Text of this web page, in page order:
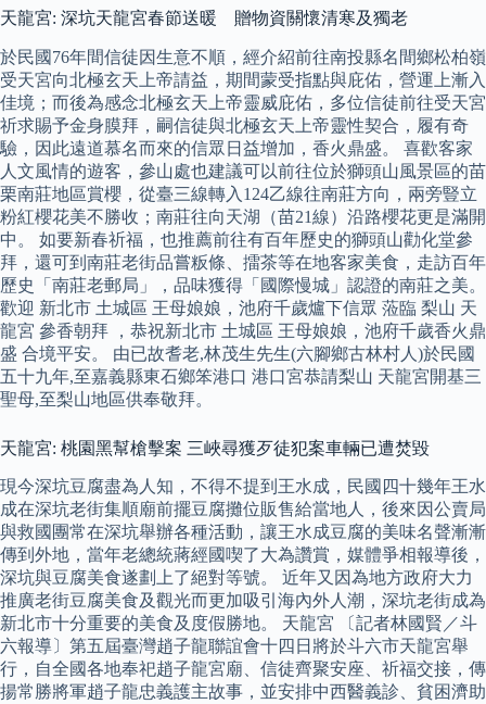
天龍宮: 深坑天龍宮春節送暖 贈物資關懷清寒及獨老
於民國76年間信徒因生意不順，經介紹前往南投縣名間鄉松柏嶺
受天宮向北極玄天上帝請益，期間蒙受指點與庇佑，營運上漸入
佳境；而後為感念北極玄天上帝靈威庇佑，多位信徒前往受天宮
祈求賜予金身膜拜，嗣信徒與北極玄天上帝靈性契合，履有奇
驗，因此遠道慕名而來的信眾日益增加，香火鼎盛。 喜歡客家
人文風情的遊客，參山處也建議可以前往位於獅頭山風景區的苗
栗南莊地區賞櫻，從臺三線轉入124乙線往南莊方向，兩旁豎立
粉紅櫻花美不勝收；南莊往向天湖（苗21線）沿路櫻花更是滿開
中。 如要新春祈福，也推薦前往有百年歷史的獅頭山勸化堂參
拜，還可到南莊老街品嘗粄條、擂茶等在地客家美食，走訪百年
歷史「南莊老郵局」，品味獲得「國際慢城」認證的南莊之美。
歡迎 新北市 土城區 王母娘娘，池府千歲爐下信眾 蒞臨 梨山 天
龍宮 參香朝拜 ，恭祝新北市 土城區 王母娘娘，池府千歲香火鼎
盛 合境平安。 由已故耆老,林茂生先生(六腳鄉古林村人)於民國
五十九年,至嘉義縣東石鄉笨港口 港口宮恭請梨山 天龍宮開基三
聖母,至梨山地區供奉敬拜。
天龍宮: 桃園黑幫槍擊案 三峽尋獲歹徒犯案車輛已遭焚毀
現今深坑豆腐盡為人知，不得不提到王水成，民國四十幾年王水
成在深坑老街集順廟前擺豆腐攤位販售給當地人，後來因公賣局
與救國團常在深坑舉辦各種活動，讓王水成豆腐的美味名聲漸漸
傳到外地，當年老總統蔣經國喫了大為讚賞，媒體爭相報導後，
深坑與豆腐美食遂劃上了絕對等號。 近年又因為地方政府大力
推廣老街豆腐美食及觀光而更加吸引海內外人潮，深坑老街成為
新北市十分重要的美食及度假勝地。 天龍宮 〔記者林國賢／斗
六報導〕第五屆臺灣趙子龍聯誼會十四日將於斗六市天龍宮舉
行，自全國各地奉祀趙子龍宮廟、信徒齊聚安座、祈福交接，傳
揚常勝將軍趙子龍忠義護主故事，並安排中西醫義診、貧困濟助